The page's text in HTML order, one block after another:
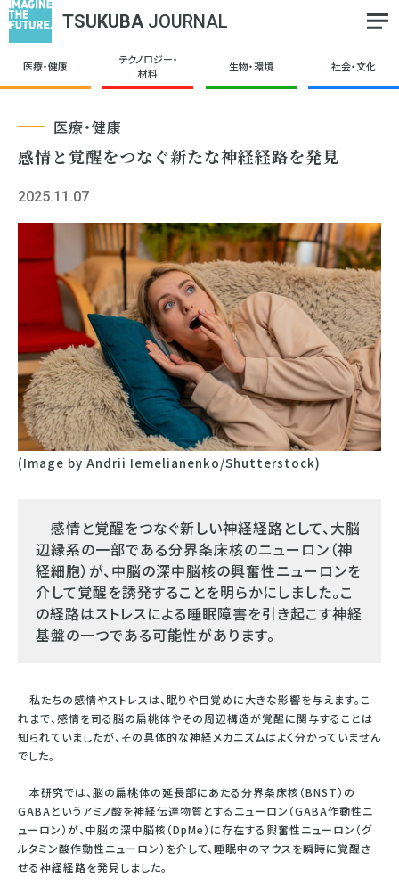
TSUKUBA JOURNAL
医療・健康
テクノロジー・
材料
生物・環境 社会・文化
医療・健康
感情と覚醒をつなぐ新たな神経経路を発見
2025.11.07
(Image by Andrii Iemelianenko/Shutterstock)
感情と覚醒をつなぐ新しい神経経路として、大脳
辺縁系の一部である分界条床核のニューロン（神
経細胞）が、中脳の深中脳核の興奮性ニューロンを
介して覚醒を誘発することを明らかにしました。こ
の経路はストレスによる睡眠障害を引き起こす神経
基盤の一つである可能性があります。
私たちの感情やストレスは、眠りや目覚めに大きな影響を与えます。こ
れまで、感情を司る脳の扁桃体やその周辺構造が覚醒に関与することは
知られていましたが、その具体的な神経メカニズムはよく分かっていません
でした。
本研究では、脳の扁桃体の延長部にあたる分界条床核（BNST）の
GABAというアミノ酸を神経伝達物質とするニューロン（GABA作動性ニ
ューロン）が、中脳の深中脳核（DpMe）に存在する興奮性ニューロン（グ
ルタミン酸作動性ニューロン）を介して、睡眠中のマウスを瞬時に覚醒さ
せる神経経路を発見しました。